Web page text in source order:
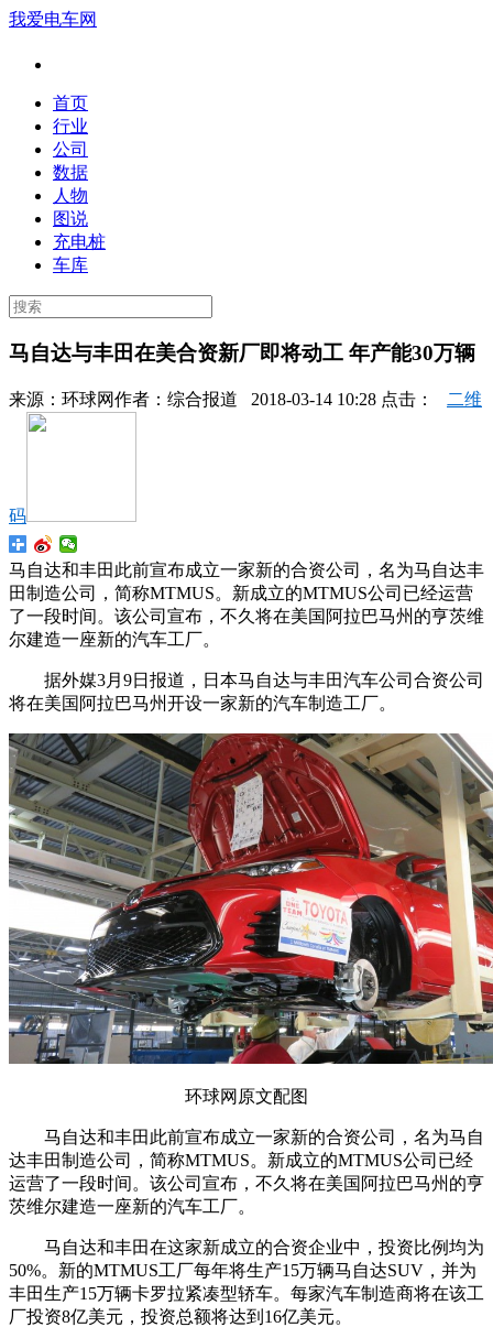
我爱电车网
首页
行业
公司
数据
人物
图说
充电桩
车库
马自达与丰田在美合资新厂即将动工 年产能30万辆
来源： 环球网作者： 综合报道 2018-03-14 10:28 点击： 二维
码
马自达和丰田此前宣布成立一家新的合资公司，名为马自达丰
田制造公司，简称MTMUS。新成立的MTMUS公司已经运营
了一段时间。该公司宣布，不久将在美国阿拉巴马州的亨茨维
尔建造一座新的汽车工厂。
据外媒3月9日报道，日本马自达与丰田汽车公司合资公司
将在美国阿拉巴马州开设一家新的汽车制造工厂。
环球网原文配图
马自达和丰田此前宣布成立一家新的合资公司，名为马自
达丰田制造公司，简称MTMUS。新成立的MTMUS公司已经
运营了一段时间。该公司宣布，不久将在美国阿拉巴马州的亨
茨维尔建造一座新的汽车工厂。
马自达和丰田在这家新成立的合资企业中，投资比例均为
50%。新的MTMUS工厂每年将生产15万辆马自达SUV，并为
丰田生产15万辆卡罗拉紧凑型轿车。每家汽车制造商将在该工
厂投资8亿美元，投资总额将达到16亿美元。